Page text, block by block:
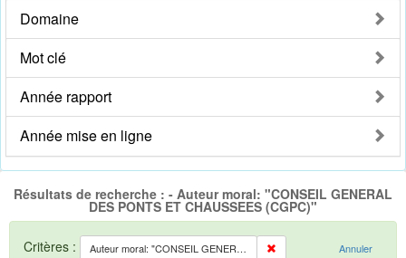
Domaine
Mot clé
Année rapport
Année mise en ligne
Résultats de recherche : - Auteur moral: "CONSEIL GENERAL
DES PONTS ET CHAUSSEES (CGPC)"
Critères : Auteur moral: "CONSEIL GENERAL DES PONTS ET CHAUSSEES (CGPC)" Annuler